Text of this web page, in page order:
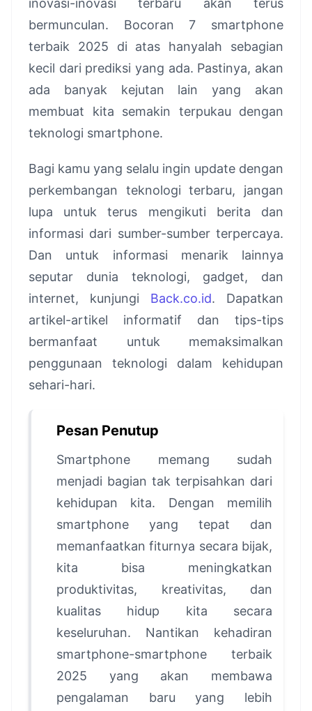
inovasi-inovasi terbaru akan terus
bermunculan. Bocoran 7 smartphone
terbaik 2025 di atas hanyalah sebagian
kecil dari prediksi yang ada. Pastinya, akan
ada banyak kejutan lain yang akan
membuat kita semakin terpukau dengan
teknologi smartphone.
Bagi kamu yang selalu ingin update dengan
perkembangan teknologi terbaru, jangan
lupa untuk terus mengikuti berita dan
informasi dari sumber-sumber terpercaya.
Dan untuk informasi menarik lainnya
seputar dunia teknologi, gadget, dan
internet, kunjungi Back.co.id. Dapatkan
artikel-artikel informatif dan tips-tips
bermanfaat untuk memaksimalkan
penggunaan teknologi dalam kehidupan
sehari-hari.
Pesan Penutup
Smartphone memang sudah
menjadi bagian tak terpisahkan dari
kehidupan kita. Dengan memilih
smartphone yang tepat dan
memanfaatkan fiturnya secara bijak,
kita bisa meningkatkan
produktivitas, kreativitas, dan
kualitas hidup kita secara
keseluruhan. Nantikan kehadiran
smartphone-smartphone terbaik
2025 yang akan membawa
pengalaman baru yang lebih